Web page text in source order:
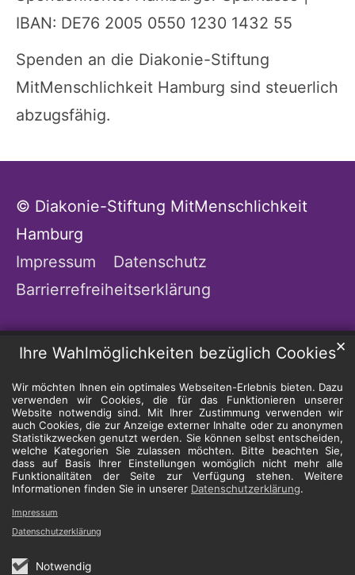
Ihre Wahlmöglichkeiten bezüglich Cookies
Wir möchten Ihnen ein optimales Webseiten-Erlebnis bieten. Dazu
verwenden wir Cookies, die für das Funktionieren unserer
Website notwendig sind. Mit Ihrer Zustimmung verwenden wir
auch Cookies, die zur Anzeige externer Inhalte oder zu anonymen
Statistikzwecken genutzt werden. Sie können selbst entscheiden,
welche Kategorien Sie zulassen möchten. Bitte beachten Sie,
dass auf Basis Ihrer Einstellungen womöglich nicht mehr alle
Funktionalitäten der Seite zur Verfügung stehen. Weitere
Informationen finden Sie in unserer Datenschutzerklärung.
Notwendig
✕
Impressum
Datenschutzerklärung
IBAN: DE76 2005 0550 1230 1432 55
Spenden an die Diakonie-Stiftung
MitMenschlichkeit Hamburg sind steuerlich
abzugsfähig.
© Diakonie-Stiftung MitMenschlichkeit
Hamburg
Impressum
Datenschutz
Barrierrefreiheitserklärung